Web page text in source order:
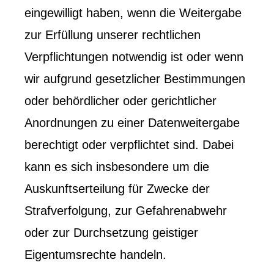
eingewilligt haben, wenn die Weitergabe
zur Erfüllung unserer rechtlichen
Verpflichtungen notwendig ist oder wenn
wir aufgrund gesetzlicher Bestimmungen
oder behördlicher oder gerichtlicher
Anordnungen zu einer Datenweitergabe
berechtigt oder verpflichtet sind. Dabei
kann es sich insbesondere um die
Auskunftserteilung für Zwecke der
Strafverfolgung, zur Gefahrenabwehr
oder zur Durchsetzung geistiger
Eigentumsrechte handeln.